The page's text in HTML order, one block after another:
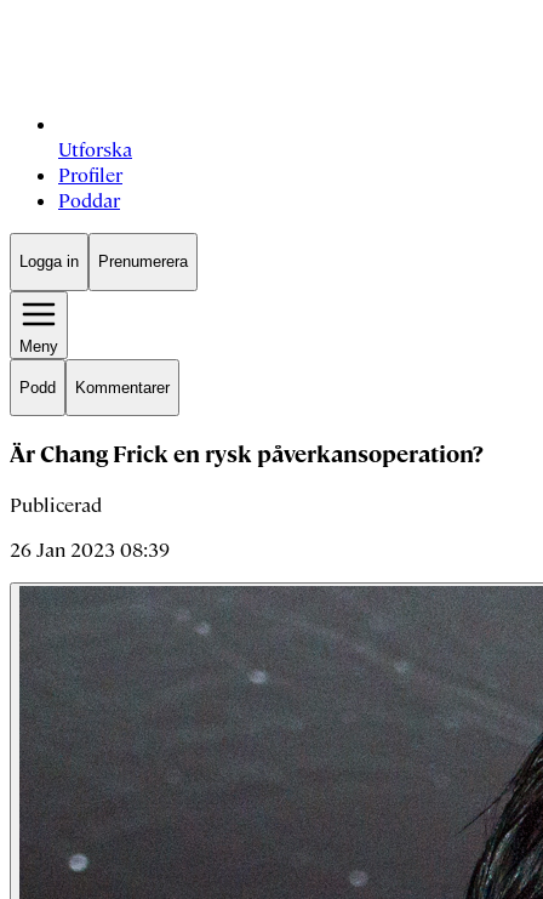
Utforska
Profiler
Poddar
Logga in Prenumerera
Meny
Podd Kommentarer
Är Chang Frick en rysk påverkansoperation?
Publicerad
26 Jan 2023 08:39